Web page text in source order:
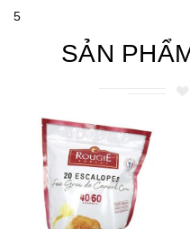
5
SẢN